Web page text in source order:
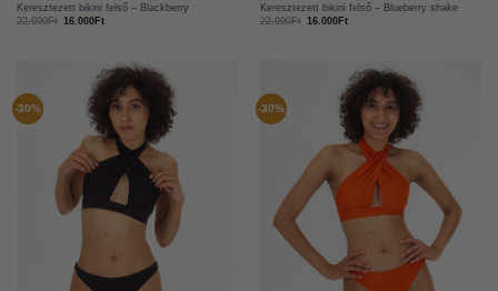
Keresztezett bikini felső – Blackberry
22.900Ft 16.000 Ft
Keresztezett bikini felső – Blueberry shake
22.900Ft 16.000 Ft
-30% -30%